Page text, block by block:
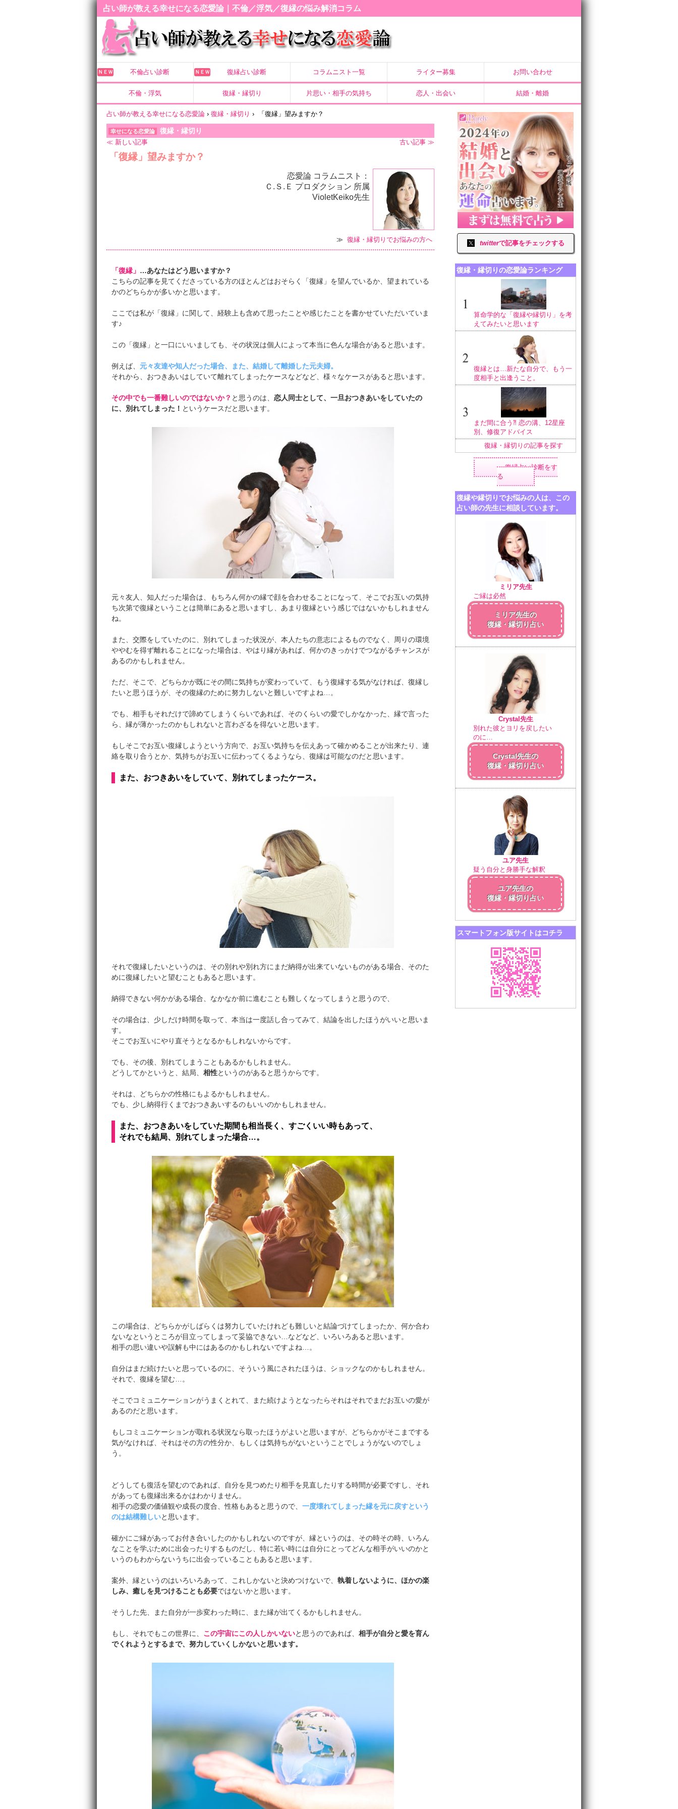
占い師が教える幸せになる恋愛論｜不倫／浮気／復縁の悩み解消コラム
ＮＥＷ 不倫占い診断 ＮＥＷ 復縁占い診断 コラムニスト一覧 ライター募集 お問い合わせ
不倫・浮気 復縁・縁切り 片思い・相手の気持ち 恋人・出会い 結婚・離婚
占い師が教える幸せになる恋愛論 ›復縁・縁切り › 「復縁」望みますか？
幸せになる恋愛論 復縁・縁切り
≪ 新しい記事 古い記事 ≫
「復縁」望みますか？
恋愛論 コラムニスト：
Ｃ.Ｓ.Ｅ プロダクション 所属
VioletKeiko先生
≫復縁・縁切りでお悩みの方へ
「復縁」 …あなたはどう思いますか？
こちらの記事を見てくださっている方のほとんどはおそらく「復縁」を望んでいるか、望まれている
かのどちらかが多いかと思います。
ここでは私が「復縁」に関して、経験上も含めて思ったことや感じたことを書かせていただいていま
す♪
この「復縁」と一口にいいましても、その状況は個人によって本当に色んな場合があると思います。
例えば、 元々友達や知人だった場合、また、結婚して離婚した元夫婦。
それから、おつきあいはしていて離れてしまったケースなどなど、様々なケースがあると思います。
その中でも一番難しいのではないか？ と思うのは、恋人同士として、一旦おつきあいをしていたの
に、別れてしまった！ というケースだと思います。
元々友人、知人だった場合は、もちろん何かの縁で顔を合わせることになって、そこでお互いの気持
ち次第で復縁ということは簡単にあると思いますし、あまり復縁という感じではないかもしれません
ね。
また、交際をしていたのに、別れてしまった状況が、本人たちの意志によるものでなく、周りの環境
ややむを得ず離れることになった場合は、やはり縁があれば、何かのきっかけでつながるチャンスが
あるのかもしれません。
ただ、そこで、どちらかが既にその間に気持ちが変わっていて、もう復縁する気がなければ、復縁し
たいと思うほうが、その復縁のために努力しないと難しいですよね…。
でも、相手もそれだけで諦めてしまうくらいであれば、そのくらいの愛でしかなかった、縁で言った
ら、縁が薄かったのかもしれないと言わざるを得ないと思います。
もしそこでお互い復縁しようという方向で、お互い気持ちを伝えあって確かめることが出来たり、連
絡を取り合うとか、気持ちがお互いに伝わってくるようなら、復縁は可能なのだと思います。
また、おつきあいをしていて、別れてしまったケース。
それで復縁したいというのは、その別れや別れ方にまだ納得が出来ていないものがある場合、そのた
めに復縁したいと望むこともあると思います。
納得できない何かがある場合、なかなか前に進むことも難しくなってしまうと思うので、
その場合は、少しだけ時間を取って、本当は一度話し合ってみて、結論を出したほうがいいと思いま
す。
そこでお互いにやり直そうとなるかもしれないからです。
でも、その後、別れてしまうこともあるかもしれません。
どうしてかというと、結局、相性というのがあると思うからです。
それは、どちらかの性格にもよるかもしれません。
でも、少し納得行くまでおつきあいするのもいいのかもしれません。
また、おつきあいをしていた期間も相当長く、すごくいい時もあって、
それでも結局、別れてしまった場合…。
この場合は、どちらかがしばらくは努力していたけれども難しいと結論づけてしまったか、何か合わ
ないなというところが目立ってしまって妥協できない…などなど、いろいろあると思います。
相手の思い違いや誤解も中にはあるのかもしれないですよね…。
自分はまだ続けたいと思っているのに、そういう風にされたほうは、ショックなのかもしれません。
それで、復縁を望む…。
そこでコミュニケーションがうまくとれて、また続けようとなったらそれはそれでまだお互いの愛が
あるのだと思います。
もしコミュニケーションが取れる状況なら取ったほうがよいと思いますが、どちらかがそこまでする
気がなければ、それはその方の性分か、もしくは気持ちがないということでしょうがないのでしょ
う。
どうしても復活を望むのであれば、自分を見つめたり相手を見直したりする時間が必要ですし、それ
があっても復縁出来るかはわかりません。
相手の恋愛の価値観や成長の度合、性格もあると思うので、一度壊れてしまった縁を元に戻すという
のは結構難しいと思います。
確かにご縁があってお付き合いしたのかもしれないのですが、縁というのは、その時その時、いろん
なことを学ぶために出会ったりするものだし、特に若い時には自分にとってどんな相手がいいのかと
いうのもわからないうちに出会っていることもあると思います。
案外、縁というのはいろいろあって、これしかないと決めつけないで、執着しないように、ほかの楽
しみ、癒しを見つけることも必要ではないかと思います。
そうした先、また自分が一歩変わった時に、また縁が出てくるかもしれません。
もし、それでもこの世界に、 この宇宙にこの人しかいないと思うのであれば、相手が自分と愛を育ん
でくれようとするまで、努力していくしかないと思います。
twitterで記事をチェックする
復縁・縁切りの恋愛論ランキング
算命学的な「復縁や縁切り」を考
えてみたいと思います
復縁とは…新たな自分で、もう一
度相手と出逢うこと。
まだ間に合う⁈ 恋の溝、12星座
別、修復アドバイス
復縁・縁切りの記事を探す
復縁占い診断をす
る
復縁や縁切りでお悩みの人は、この
占い師の先生に相談しています。
ミリア先生
ご縁は必然
ミリア先生の
復縁・縁切り占い
Crystal先生
別れた彼とヨリを戻したい
のに…
Crystal先生の
復縁・縁切り占い
ユア先生
疑う自分と身勝手な解釈
ユア先生の
復縁・縁切り占い
スマートフォン版サイトはコチラ